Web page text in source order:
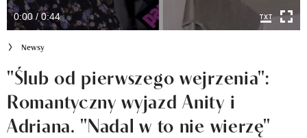
Inspiracje
Klub Recenzentki
Newsy
Newsletter
0:00 / 0:44
Newsy
"Ślub od pierwszego wejrzenia":
Romantyczny wyjazd Anity i
Adriana. "Nadal w to nie wierzę"